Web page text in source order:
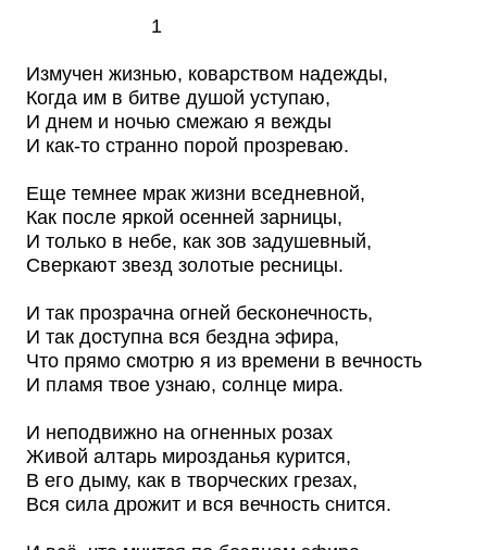
1
Измучен жизнью, коварством надежды,
Когда им в битве душой уступаю,
И днем и ночью смежаю я вежды
И как-то странно порой прозреваю.
Еще темнее мрак жизни вседневной,
Как после яркой осенней зарницы,
И только в небе, как зов задушевный,
Сверкают звезд золотые ресницы.
И так прозрачна огней бесконечность,
И так доступна вся бездна эфира,
Что прямо смотрю я из времени в вечность
И пламя твое узнаю, солнце мира.
И неподвижно на огненных розах
Живой алтарь мирозданья курится,
В его дыму, как в творческих грезах,
Вся сила дрожит и вся вечность снится.